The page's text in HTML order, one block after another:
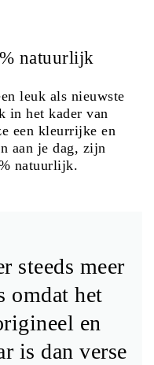
natuurlijk
leuk als nieuwste
in het kader van
een kleurrijke en
aan je dag, zijn
natuurlijk.
steeds meer
omdat het
en
is dan verse